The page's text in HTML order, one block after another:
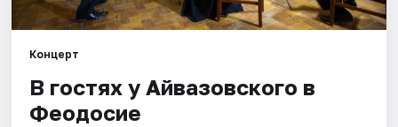
Концерт
В гостях у Айвазовского в
Феодосие